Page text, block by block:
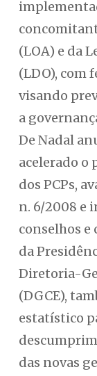
(LOA) e da
(LDO), com
visando
a
De Nadal
acelerado o
dos PCPs,
n. 6/2008 e
conselhos
da
Diretoria-
(DGCE),
estatístico
das novas